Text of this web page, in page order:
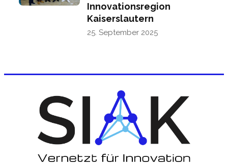
Innovationsregion
Kaiserslautern
25. September 2025